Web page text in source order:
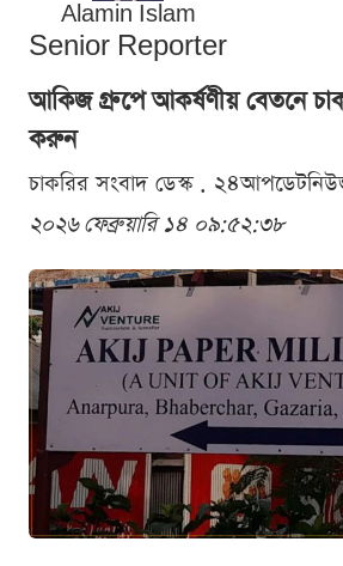
Alamin Islam
Senior Reporter
আকিজ গ্রুপে আকর্ষণীয় বেতনে
করুন
চাকরির সংবাদ ডেস্ক .
২০২৬ ফেব্রুয়ারি ১৪ ০৯:৫২:৩৮